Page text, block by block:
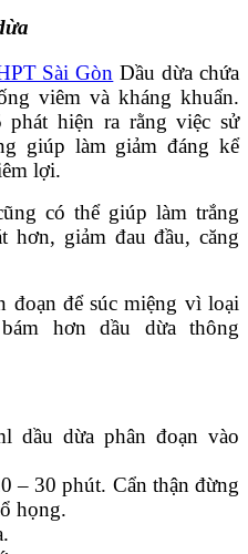
Sài Gòn Dầu dừa chứa
viêm và kháng khuẩn.
phát hiện ra rằng việc sử
giúp làm giảm đáng kể
lợi.
có thể giúp làm trắng
hơn, giảm đau đầu, căng
đoạn để súc miệng vì loại
hơn dầu dừa thông
dầu dừa phân đoạn vào
– 30 phút. Cẩn thận đừng
họng.